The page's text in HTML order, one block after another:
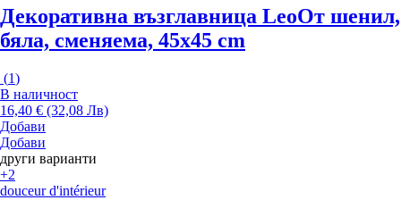
Декоративна възглавница LeoОт шенил,
бяла, сменяема, 45x45 cm
(1)
В наличност
16,40 € (32,08 Лв)
Добави
Добави
други варианти
+2
douceur d'intérieur